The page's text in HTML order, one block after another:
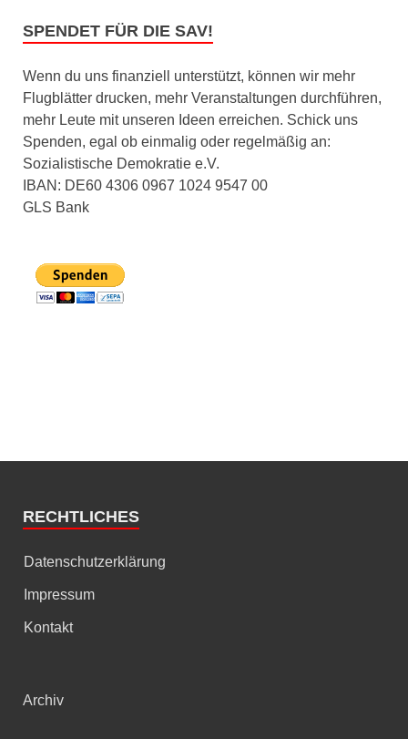
SPENDET FÜR DIE SAV!
Wenn du uns finanziell unterstützt, können wir mehr
Flugblätter drucken, mehr Veranstaltungen durchführen,
mehr Leute mit unseren Ideen erreichen. Schick uns
Spenden, egal ob einmalig oder regelmäßig an:
Sozialistische Demokratie e.V.
IBAN: DE60 4306 0967 1024 9547 00
GLS Bank
RECHTLICHES
Datenschutzerklärung
Impressum
Kontakt
Archiv